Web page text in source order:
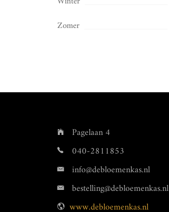
Zomer
Pagelaan 4
040-2811853
info@debloemenkas.nl
bestelling@debloemenkas.nl
www.debloemenkas.nl